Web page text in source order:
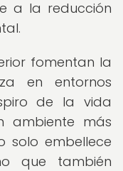
a la reducción
fomentan la
en entornos
de la vida
ambiente más
solo embellece
que también